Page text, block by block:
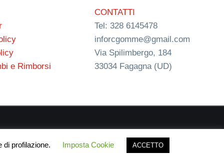
e Rimborsi
CONTATTI
Tel: 328 6145478
inforcgomme@gmail.com
Via Spilimbergo, 184
33034 Fagagna (UD)
di profilazione.
Imposta Cookie ACCETTO